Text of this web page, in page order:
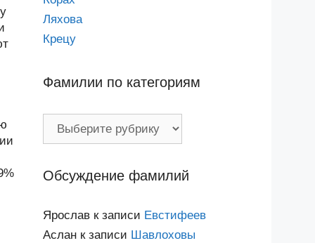
Ляхова
Крецу
Фамилии по категориям
Обсуждение фамилий
Ярослав к записи Евстифеев
Аслан к записи Шавлоховы